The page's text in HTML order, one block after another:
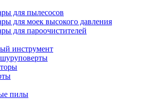
для пылесосов
для моек высокого давления
для пароочистителей
инструмент
пилы